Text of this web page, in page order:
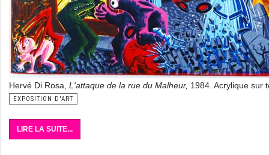
Hervé Di Rosa, L'attaque de la rue du Malheur, 1984. Acrylique sur
EXPOSITION D'ART
LIRE LA SUITE...